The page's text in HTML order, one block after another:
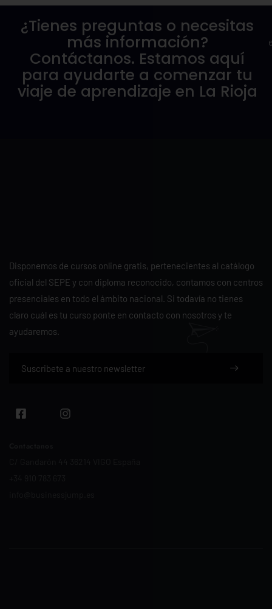
¿Tienes preguntas o necesitas
más información?
Contáctanos. Estamos aquí
para ayudarte a comenzar tu
viaje de aprendizaje en La Rioja
Disponemos de cursos online gratis, pertenecientes al catálogo
oficial del SEPE y con diploma reconocido, contamos con centros
presenciales en todo el ámbito nacional. Si todavía no tienes
claro cuál es tu curso ponte en contacto con nosotros y te
ayudaremos.